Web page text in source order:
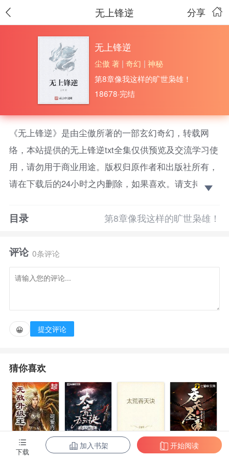
分享
无上锋逆
无上锋逆
尘傲 著 |奇幻 | 神秘
第8章像我这样的旷世枭雄！
18678·完结
《无上锋逆》是由尘傲所著的一部玄幻奇幻，转载网
络，本站提供的无上锋逆txt全集仅供预览及交流学习使
用，请勿用于商业用途。版权归原作者和出版社所有，
请在下载后的24小时之内删除，如果喜欢。请支持正
末武时代，宇宙进入文明大爆发的超级时代，古武，
芒。 夏锋融合来自未来末武时代的超级智能系统核
心，获悉惊天秘闻，从此踏上了一条展现无上锋芒的逆
天灭神之路。 融机甲，跨星河，气焰滔天，拳爆盖世
灵。 凡人逆袭，超脱永生，征服诸天位面！
目录 第8章像我这样的旷世枭雄！
评论 0条评论
😀 提交评论
猜你喜欢
无敌升级王
柳无邪和徐凌
太荒吞天诀
吞天圣帝
下载
加入书架 开始阅读